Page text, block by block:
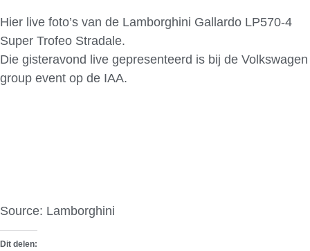
Hier live foto’s van de Lamborghini Gallardo LP570-4
Super Trofeo Stradale.
Die gisteravond live gepresenteerd is bij de Volkswagen
group event op de IAA.
Source: Lamborghini
Dit delen: